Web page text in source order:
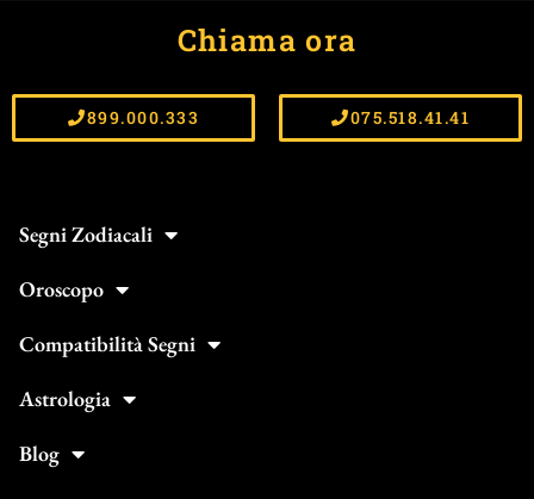
Chiama ora
899.000.333 075.518.41.41
Segni Zodiacali
Oroscopo
Compatibilità Segni
Astrologia
Blog